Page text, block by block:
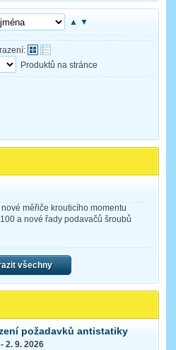
▲ ▼
Produktů na stránce
měřiče krouticího momentu
a nové řady podavačů šroubů
všechny
požadavků antistatiky
2. 9. 2026